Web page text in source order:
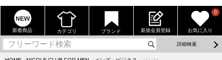
新着商品 カテゴリ ブランド 新規会員登録 お気に入り
0
詳細検索